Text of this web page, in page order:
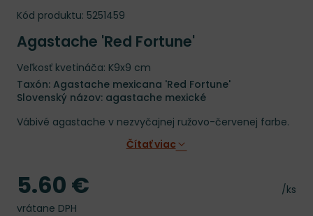
Kód produktu: 5251459
Agastache 'Red Fortune'
Veľkosť kvetináča: K9x9 cm
Taxón: Agastache mexicana 'Red Fortune'
Slovenský názov: agastache mexické
Vábivé agastache v nezvyčajnej ružovo-červenej farbe.
Čítať viac
Cena
/ks
Cena
5.60 €
vrátane DPH